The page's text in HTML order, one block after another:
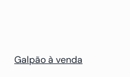
Galpão à venda